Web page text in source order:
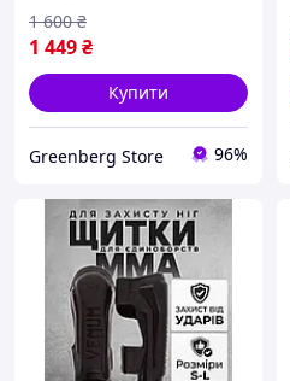
1 449₴
1 600 ₴
Купити
Greenberg Store 96%